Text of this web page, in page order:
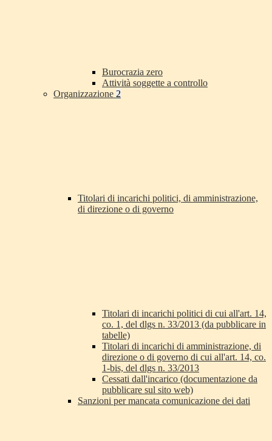
Burocrazia zero
Attività soggette a controllo
Organizzazione 2
Titolari di incarichi politici, di amministrazione,
di direzione o di governo
Titolari di incarichi politici di cui all'art. 14,
co. 1, del dlgs n. 33/2013 (da pubblicare in
tabelle)
Titolari di incarichi di amministrazione, di
direzione o di governo di cui all'art. 14, co.
1-bis, del dlgs n. 33/2013
Cessati dall'incarico (documentazione da
pubblicare sul sito web)
Sanzioni per mancata comunicazione dei dati